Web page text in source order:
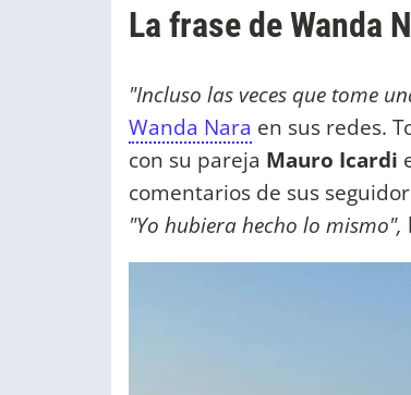
La frase de Wanda
"Incluso las veces que tome
Wanda Nara en sus redes.
con su pareja Mauro Icardi
comentarios de sus
"Yo hubiera hecho lo mismo",